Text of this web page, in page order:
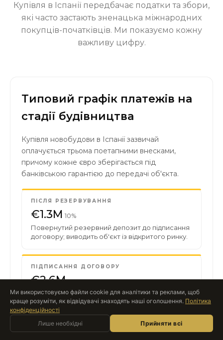
Купівля в Іспанії передбачає податки та збори,
які часто застають зненацька міжнародних
покупців-початківців. Ми показуємо кожну
важливу цифру.
Типовий графік платежів на
стадії будівництва
Купівля новобудови в Іспанії зазвичай
оплачується трьома поетапними внесками,
причому кожне євро зберігається під
банківською гарантією до передачі об'єкта.
ПІСЛЯ РЕЗЕРВУВАННЯ
€1.3M 10%
Повернутий резервний депозит до підписання
договору; виводить об'єкт із відкритого ринку.
ПІДПИСАННЯ ДОГОВОРУ
€2.6M 20%
Перший внесок на захищений ескроу-рахунок
забудовника, приблизно через 4–8 тижнів
після бронювання.
Запитати Roccabox
AI-АСИСТЕНТ · ОНЛАЙН
Ми використовуємо файли cookie для аналітики та реклами, щоб
краще розуміти, як відвідувачі знаходять наші оголошення. Політика
конфіденційності
Лише необхідні
Прийняти всі